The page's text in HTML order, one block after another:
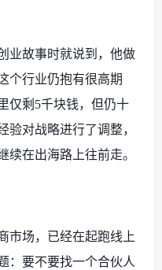
业故事时就说到，他做
个行业仍抱有很高期
仅剩5千块钱，但仍十
验对战略进行了调整，
续在出海路上往前走。
市场，已经在起跑线上
：要不要找一个合伙人